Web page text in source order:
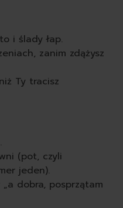
i ślady łap.
zanim zdążysz
Ty tracisz
(pot, czyli
jeden).
dobra, posprzątam